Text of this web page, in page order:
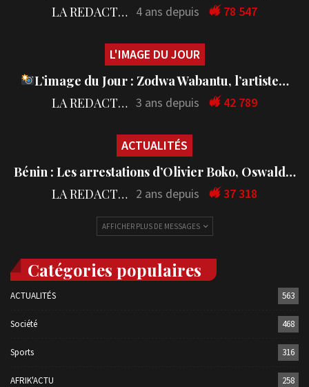
LA REDACTION 4 ans depuis 78 547
L'IMAGE DU JOUR
L’image du Jour : Zodwa Wabantu, l’artiste…
LA REDACTION 3 ans depuis 42 789
ACTUALITÉS
Bénin : Les arrestations d’Olivier Boko, Oswald…
LA REDACTION 2 ans depuis 37 318
AFFICHER PLUS DE MESSAGES
Catégories populaires
ACTUALITÉS 563
Société 468
Sports 316
AFRIK'ACTU 258